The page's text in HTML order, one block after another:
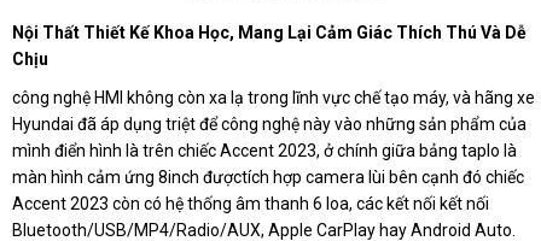
Nội Thất Thiết Kế Khoa Học, Mang Lại Cảm Giác Thích Thú Và Dễ
Chịu
công nghệ HMI không còn xa lạ trong lĩnh vực chế tạo máy, và hãng xe
Hyundai đã áp dụng triệt để công nghệ này vào những sản phẩm của
mình điển hình là trên chiếc Accent 2023, ở chính giữa bảng taplo là
màn hình cảm ứng 8inch đượctích hợp camera lùi bên cạnh đó chiếc
Accent 2023 còn có hệ thống âm thanh 6 loa, các kết nối kết nối
Bluetooth/USB/MP4/Radio/AUX, Apple CarPlay hay Android Auto.